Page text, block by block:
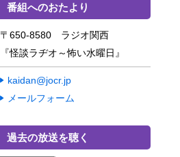
番組へのおたより
〒650-8580 ラジオ関西
『怪談ラヂオ～怖い水曜日』
kaidan@jocr.jp
メールフォーム
過去の放送を聴く